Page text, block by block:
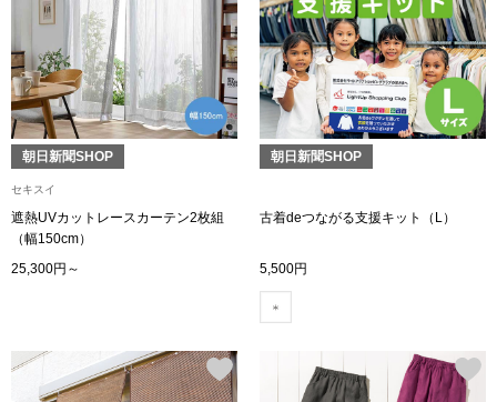
ダーウェア
ン雑貨
ボディバッグ
リュック･バッ
スーツケース
シューズ
朝日新聞SHOP
セキスイ
遮熱UVカットレースカーテン2枚組
（幅150cm）
25,300円～
朝日新聞SHOP
古着deつながる支援キット（L）
5,500円